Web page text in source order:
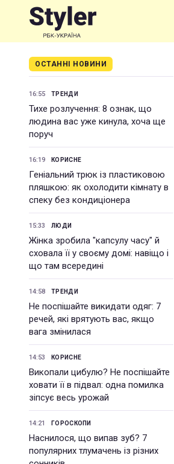
ОСТАННІ НОВИНИ
16:55 ТРЕНДИ
Тихе розлучення: 8 ознак, що
людина вас уже кинула, хоча ще
поруч
16:19 КОРИСНЕ
Геніальний трюк із пластиковою
пляшкою: як охолодити кімнату в
спеку без кондиціонера
15:33 ЛЮДИ
Жінка зробила "капсулу часу" й
сховала її у своєму домі: навіщо і
що там всередині
14:58 ТРЕНДИ
Не поспішайте викидати одяг: 7
речей, які врятують вас, якщо
вага змінилася
14:53 КОРИСНЕ
Викопали цибулю? Не поспішайте
ховати її в підвал: одна помилка
зіпсує весь урожай
14:21 ГОРОСКОПИ
Наснилося, що випав зуб? 7
популярних тлумачень із різних